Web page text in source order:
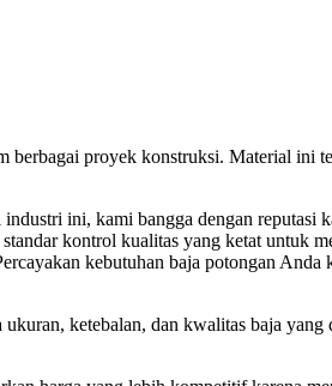
berbagai proyek konstruksi. Material ini
ini, kami bangga dengan reputasi
kontrol kualitas yang ketat untuk
kebutuhan baja potongan Anda
ketebalan, dan kwalitas baja